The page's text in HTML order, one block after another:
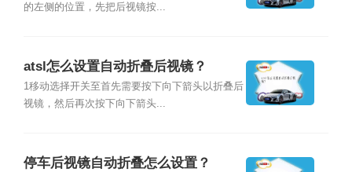
的左侧的位置，先把后视镜按...
atsl怎么设置自动折叠后视镜？
1移动选择开关至首先需要按下向下箭头以折叠后
视镜，然后再次按下向下箭头...
停车后视镜自动折叠怎么设置？